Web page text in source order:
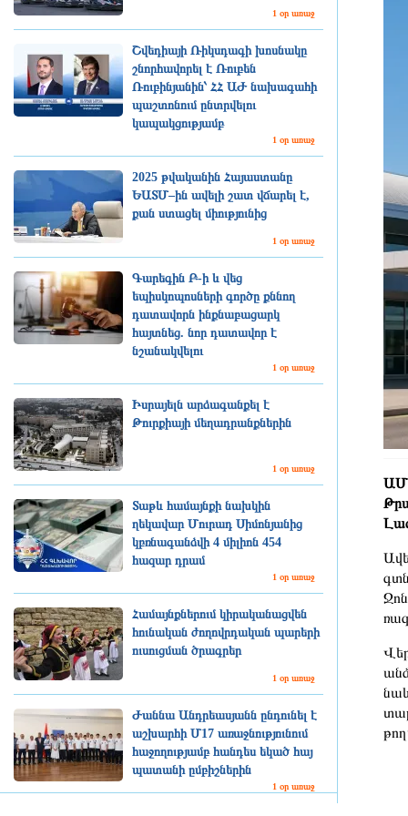
1 օր առաջ
Շվեդիայի Ռիկսդագի խոսնակը
շնորհավորել է Ռուբեն
Ռուբինյանին՝ ՀՀ ԱԺ նախագահի
պաշտոնում ընտրվելու
կապակցությամբ
1 օր առաջ
2025 թվականին Հայաստանը
ԵԱՏՄ–ին ավելի շատ վճարել է,
քան ստացել միությունից
1 օր առաջ
Գարեգին Բ-ի և վեց
եպիսկոպոսների գործը քննող
դատավորն ինքնաբացարկ
հայտնեց. նոր դատավոր է
նշանակվելու
1 օր առաջ
Իսրայելն արձագանքել է
Թուրքիայի մեղադրանքներին
1 օր առաջ
Տաթև համայնքի նախկին
ղեկավար Մուրադ Սիմոնյանից
կբռնագանձվի 4 միլիոն 454
հազար դրամ
1 օր առաջ
Համայնքներում կիրականացվեն
հունական ժողովրդական պարերի
ուսուցման ծրագրեր
1 օր առաջ
Ժաննա Անդրեասյանն ընդունել է
աշխարհի Մ17 առաջնությունում
հաջողությամբ հանդես եկած հայ
պատանի ըմբիշներին
1 օր առաջ